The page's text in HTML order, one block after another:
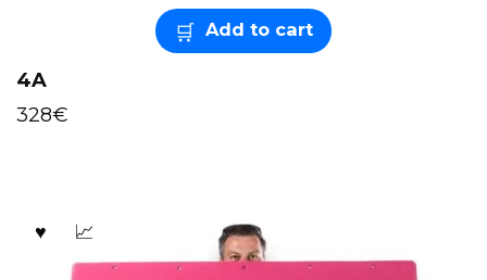
Add to cart
4A
328€